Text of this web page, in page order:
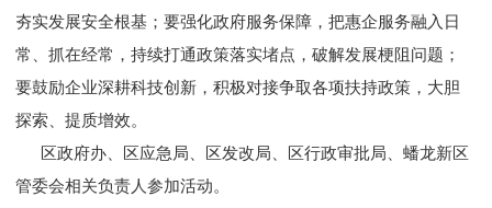
夯实发展安全根基；要强化政府服务保障，把惠企服务融入日
常、抓在经常，持续打通政策落实堵点，破解发展梗阻问题；
要鼓励企业深耕科技创新，积极对接争取各项扶持政策，大胆
探索、提质增效。
区政府办、区应急局、区发改局、区行政审批局、蟠龙新区
管委会相关负责人参加活动。